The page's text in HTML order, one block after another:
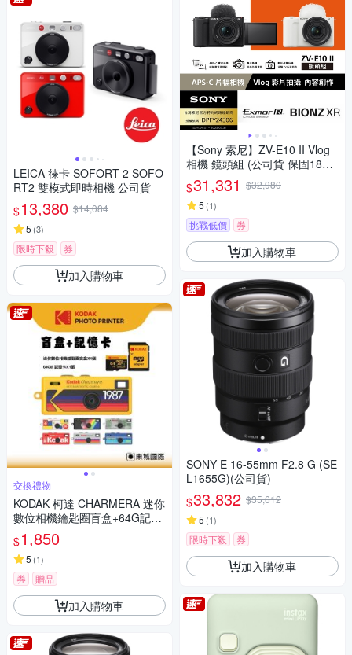
LEICA 徠卡 SOFORT 2 SOFO
RT2 雙模式即時相機 公司貨
$13,380 $14,084
5 (3)
限時下殺 券
加入購物車
交換禮物
KODAK 柯達 CHARMERA 迷你
數位相機鑰匙圈盲盒+64G記憶
卡組
$1,850
5 (1)
券 贈品
加入購物車
【Sony 索尼】ZV-E10 II Vlog
相機 鏡頭組 (公司貨 保固18+6
個月)
$31,331 $32,980
5 (1)
挑戰低價 券
加入購物車
SONY E 16-55mm F2.8 G (SE
L1655G)(公司貨)
$33,832 $35,612
5 (1)
限時下殺 券
加入購物車